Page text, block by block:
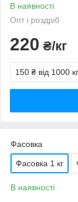
В наявності
Опт і роздріб
220 ₴/кг
150 ₴ від 1000 кг
Фасовка
Фасовка 1 кг
В наявності